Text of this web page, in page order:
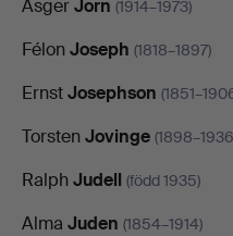
AsgerJorn (1914–1973)
Félon Joseph (1818–1897)
ErnstJosephson
Torsten Jovinge
Ralph Judell (född 1935)
Alma Juden (1854–1914)